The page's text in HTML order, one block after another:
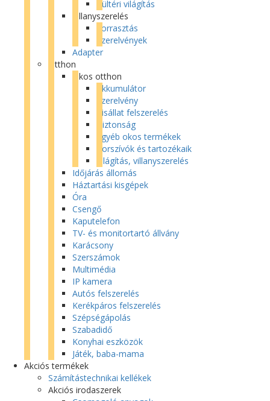
Kültéri világítás
Villanyszerelés
Forrasztás
Szerelvények
Adapter
Otthon
Okos otthon
Akkumulátor
Szerelvény
Kisállat felszerelés
Biztonság
Egyéb okos termékek
Porszívók és tartozékaik
Világítás, villanyszerelés
Időjárás állomás
Háztartási kisgépek
Óra
Csengő
Kaputelefon
TV- és monitortartó állvány
Karácsony
Szerszámok
Multimédia
IP kamera
Autós felszerelés
Kerékpáros felszerelés
Szépségápolás
Szabadidő
Konyhai eszközök
Játék, baba-mama
Akciós termékek
Számítástechnikai kellékek
Akciós irodaszerek